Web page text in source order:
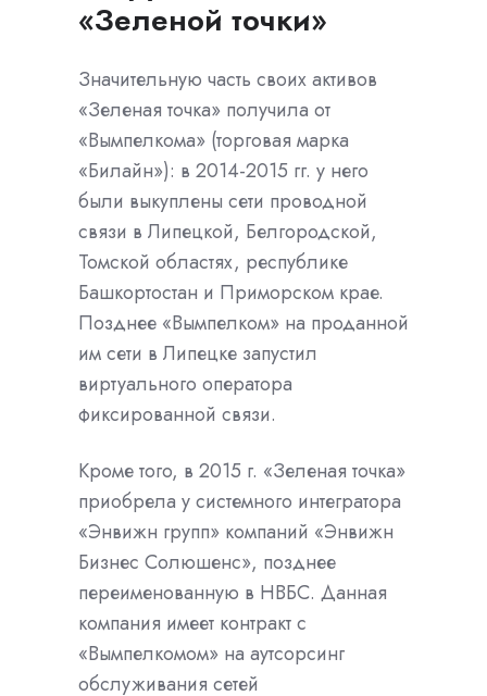
«Зеленой точки»
Значительную часть своих активов
«Зеленая точка» получила от
«Вымпелкома» (торговая марка
«Билайн»): в 2014-2015 гг. у него
были выкуплены сети проводной
связи в Липецкой, Белгородской,
Томской областях, республике
Башкортостан и Приморском крае.
Позднее «Вымпелком» на проданной
им сети в Липецке запустил
виртуального оператора
фиксированной связи.
Кроме того, в 2015 г. «Зеленая точка»
приобрела у системного интегратора
«Энвижн групп» компаний «Энвижн
Бизнес Солюшенс», позднее
переименованную в НВБС. Данная
компания имеет контракт с
«Вымпелкомом» на аутсорсинг
обслуживания сетей